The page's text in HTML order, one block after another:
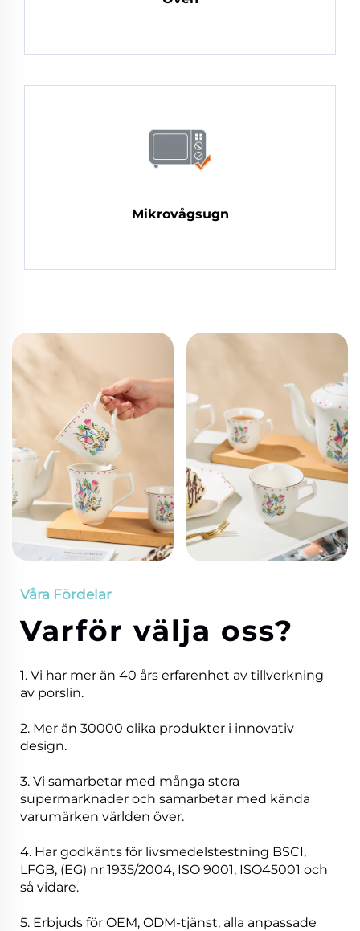
Mikrovågsugn
Våra Fördelar
Varför välja oss?
1. Vi har mer än 40 års erfarenhet av tillverkning
av porslin.
2. Mer än 30000 olika produkter i innovativ
design.
3. Vi samarbetar med många stora
supermarknader och samarbetar med kända
varumärken världen över.
4. Har godkänts för livsmedelstestning BSCI,
LFGB, (EG) nr 1935/2004, ISO 9001, ISO45001 och
så vidare.
5. Erbjuds för OEM, ODM-tjänst, alla anpassade